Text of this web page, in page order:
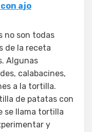
ajo
no son todas
de la receta
Algunas
calabacines,
a la tortilla.
de patatas con
se llama tortilla
y